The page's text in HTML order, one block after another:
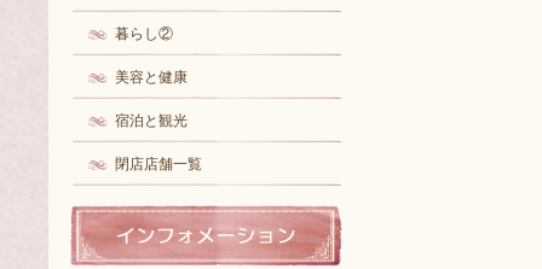
暮らし②
美容と健康
宿泊と観光
閉店店舗一覧